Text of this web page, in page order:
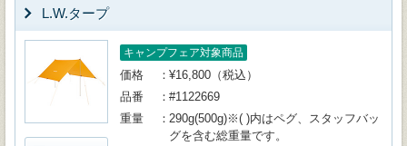
L.W.タープ
キャンプフェア対象商品
価格
¥16,800（税込）
品番
#1122669
重量
290g(500g)※( )内はペグ、スタッフバッ
グを含む総重量です。